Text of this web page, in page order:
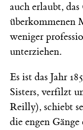
auch erlaubt,
überkommenen
weniger
unterziehen.
Es ist das Jahr
Sisters, verfilzt
Reilly), schiebt
die engen